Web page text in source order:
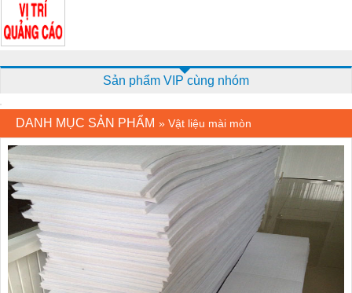
Sản phẩm VIP cùng nhóm
DANH MỤC SẢN PHẨM » Vật liệu mài mòn